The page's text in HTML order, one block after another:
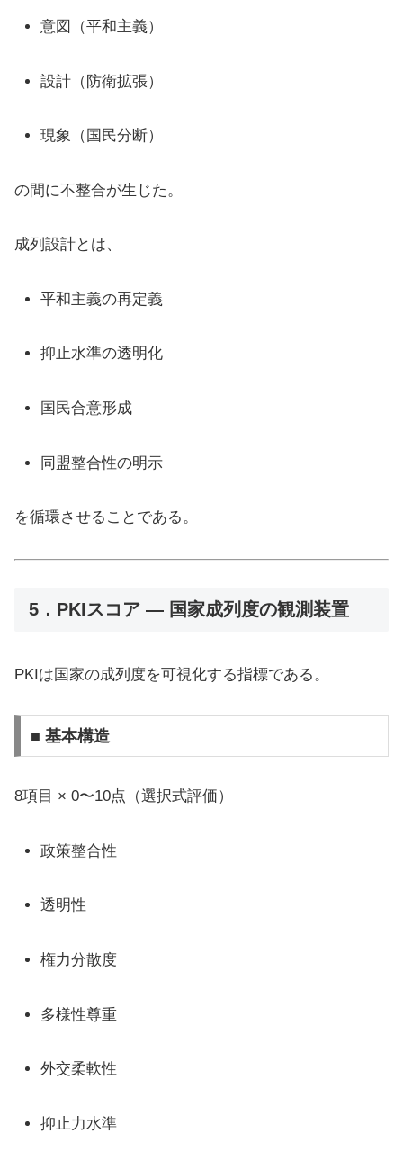
意図（平和主義）
設計（防衛拡張）
現象（国民分断）
の間に不整合が生じた。
成列設計とは、
平和主義の再定義
抑止水準の透明化
国民合意形成
同盟整合性の明示
を循環させることである。
5．PKIスコア ― 国家成列度の観測装置
PKIは国家の成列度を可視化する指標である。
■ 基本構造
8項目 × 0〜10点（選択式評価）
政策整合性
透明性
権力分散度
多様性尊重
外交柔軟性
抑止力水準